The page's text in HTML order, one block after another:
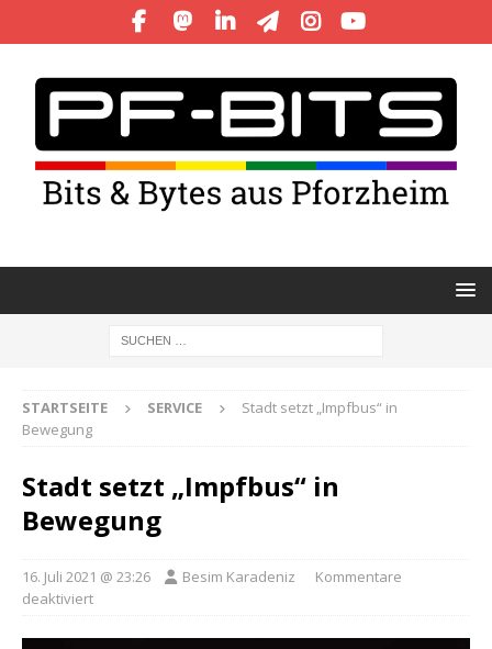
STARTSEITE SERVICE
Stadt setzt „Impfbus“ in
Bewegung
Stadt setzt „Impfbus“ in
Bewegung
16. Juli 2021 @ 23:26 Besim Karadeniz
Kommentare
deaktiviert